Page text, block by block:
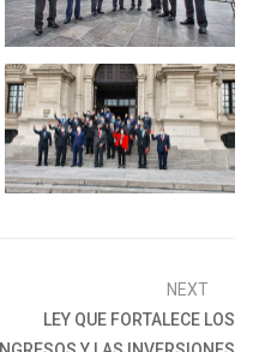
NEXT
LEY QUE FORTALECE LOS